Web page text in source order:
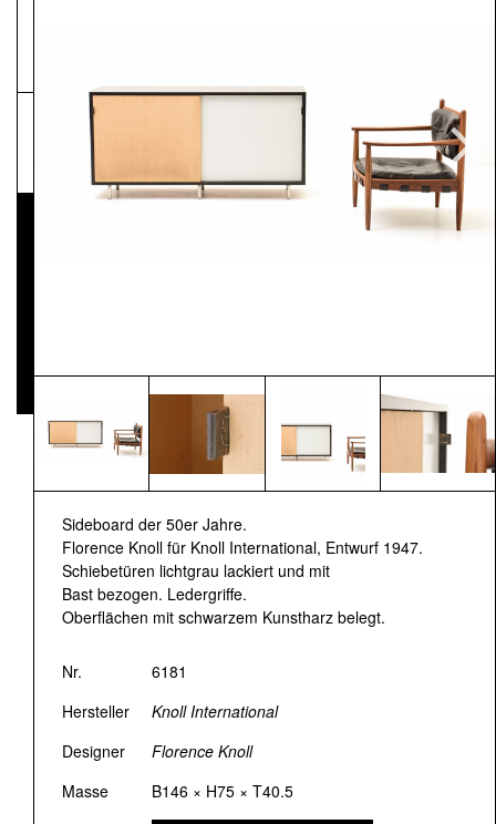
Sideboard der 50er Jahre.
Florence Knoll für Knoll International, Entwurf 1947.
Schiebetüren lichtgrau lackiert und mit
Bast bezogen. Ledergriffe.
Oberflächen mit schwarzem Kunstharz belegt.
Nr.
6181
Hersteller
Knoll International
Designer
Florence Knoll
Masse
B146 × H75 × T40.5
Pressematerial